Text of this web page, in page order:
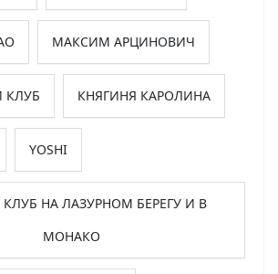
МАКСИМ АРЦИНОВИЧ
КЛУБ КНЯГИНЯ КАРОЛИНА
YOSHI
НА ЛАЗУРНОМ БЕРЕГУ И В
МОНАКО